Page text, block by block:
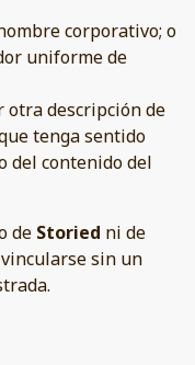
corporativo; o
uniforme de
otra descripción de
tenga sentido
del contenido del
de Storied ni de
sin un